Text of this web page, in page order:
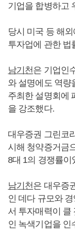
기업을 합병하고
당시 미국 등 해
투자업에 관한 법
남기천은 기업인
와 설명에도 역량
주최한 설명회에
을 강조했다.
대우증권 그린코
시해 청약증거금
8대 1의 경쟁률이
남기천은 대우증
인 데다 규모와
서 투자매력이 클
인 녹색기업을 인